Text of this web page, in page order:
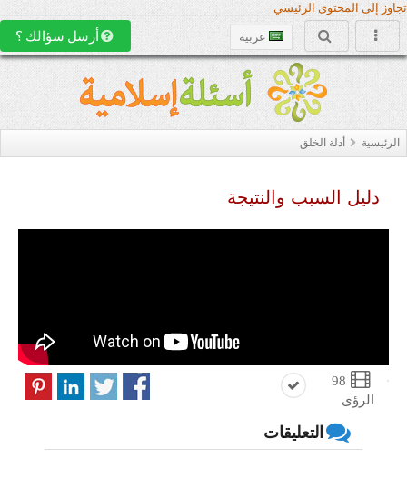
تجاوز إلى المحتوى الرئيسي
عربية أرسل سؤالك ؟
الرئيسية أدلة الخلق
دليل السبب والنتيجة
الرؤى
التعليقات